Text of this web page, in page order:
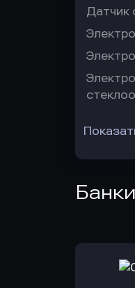
Датчик